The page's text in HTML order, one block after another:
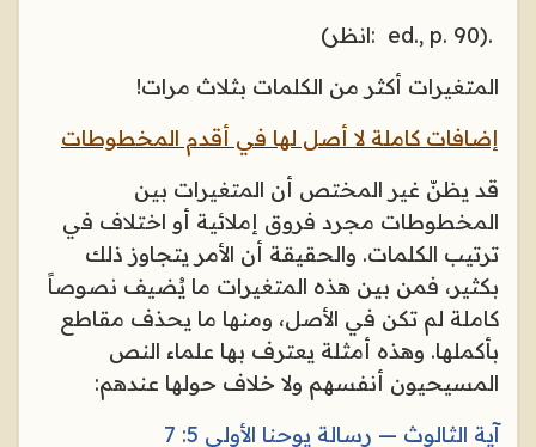
ed., p. 90). :انظر)
المتغيرات أكثر من الكلمات بثلاث مرات!
إضافات كاملة لا أصل لها في أقدم المخطوطات
قد يظنّ غير المختص أن المتغيرات بين
المخطوطات مجرد فروق إملائية أو اختلاف في
ترتيب الكلمات. والحقيقة أن الأمر يتجاوز ذلك
بكثير، فمن بين هذه المتغيرات ما يُضيف نصوصاً
كاملة لم تكن في الأصل، ومنها ما يحذف مقاطع
بأكملها. وهذه أمثلة يعترف بها علماء النص
المسيحيون أنفسهم ولا خلاف حولها عندهم:
آية الثالوث — رسالة يوحنا الأولى 5: 7